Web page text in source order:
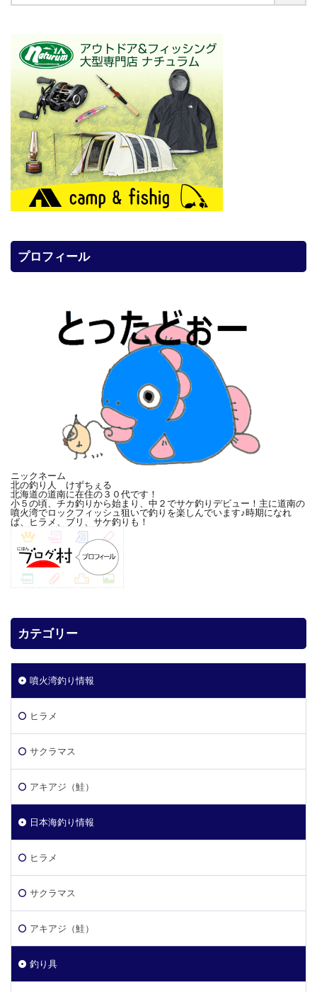
プロフィール
ニックネーム
北の釣り人 けずちぇる
北海道の道南に在住の３０代です！
小５の頃、チカ釣りから始まり、中２でサケ釣りデビュー！主に道南の
噴火湾でロックフィッシュ狙いで釣りを楽しんでいます♪時期になれ
ば、ヒラメ、ブリ、サケ釣りも！
カテゴリー
噴火湾釣り情報
ヒラメ
サクラマス
アキアジ（鮭）
日本海釣り情報
ヒラメ
サクラマス
アキアジ（鮭）
釣り具